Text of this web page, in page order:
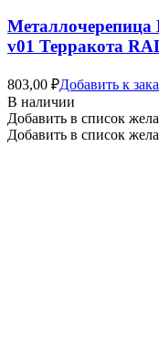
Металлочерепица
v01 Терракота
803,00 ₽Добавить к
В наличии
Добавить в список
Добавить в список